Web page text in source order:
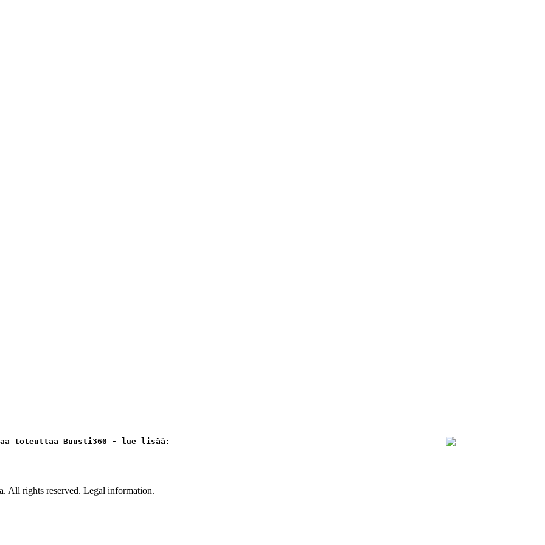
toteuttaa Buusti360 - lue lisää:
All rights reserved. Legal information.